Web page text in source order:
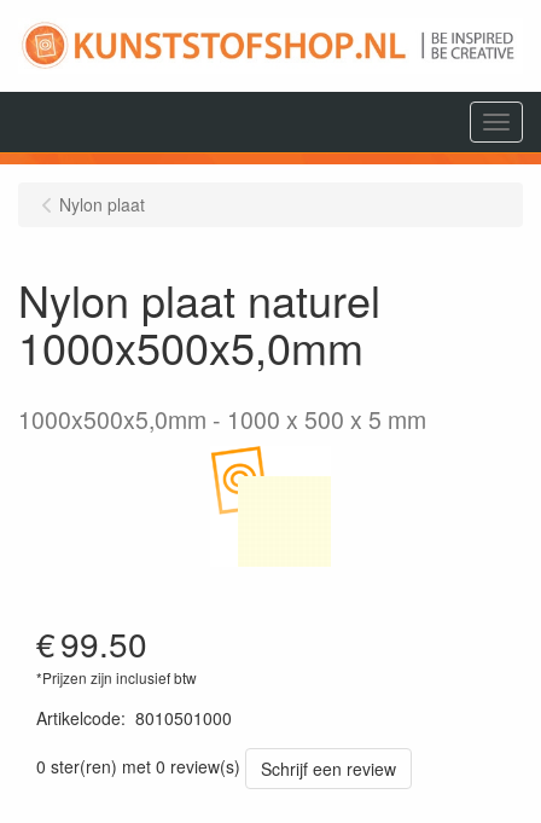
Menu
Nylon plaat
Nylon plaat naturel
1000x500x5,0mm
1000x500x5,0mm 1000 x 500 x 5 mm
€99.50
*Prijzen zijn inclusief btw
Artikelcode: 8010501000
0 ster(ren) met 0 review(s)
Schrijf een review